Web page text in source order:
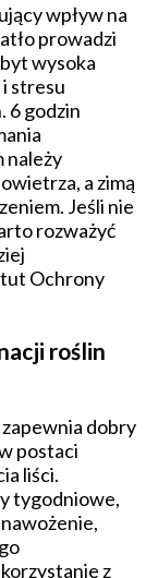
wpływ na
prowadzi
wysoka
stresu
6 godzin
należy
a zimą
Jeśli nie
rozważyć
Ochrony
roślin
dobry
postaci
liści.
tygodniowe,
z